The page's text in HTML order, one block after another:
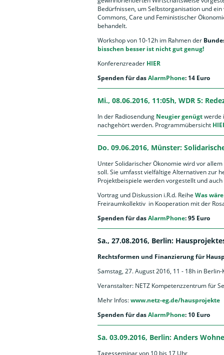
Bedürfnissen, um Selbstorganisation und
Commons, Care und Feministischer
behandelt.
Workshop von 10-12h im Rahmen der
bisschen besser ist nicht gut genug!
Konferenzreader HIER
Spenden für dasAlarmPhone: 14 Euro
Mi., 08.06.2016, 11:05h, WDR 5:
In der Radiosendung Neugier genügtwerde
nachgehört werden. Programmübersicht
Do. 09.06.2016, Münster:
Unter Solidarischer Ökonomie wird vor
soll. Sie umfasst vielfältige Alternativen zur
Projektbeispiele werden vorgestellt und
Vortrag und Diskussion i.R.d. Reihe Was
Freiraumkollektiv in Kooperation mit der
Spenden für dasAlarmPhone: 95 Euro
Sa., 27.08.2016, Berlin:
Rechtsformen und Finanzierung für
Samstag, 27. August 2016, 11 - 18h in
Veranstalter: NETZ Kompetenzzentrum für
Mehr Infos:www.netz-eg.de/hausprojekte
Spenden für dasAlarmPhone: 10 Euro
Sa. 03.09.2016, Berlin: Anders